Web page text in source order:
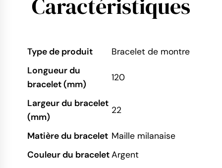
Caractéristiques
Type de produit
Bracelet de montre
Longueur du
bracelet (mm)
120
Largeur du bracelet
(mm)
22
Matière du bracelet Maille milanaise
Couleur du braceletArgent